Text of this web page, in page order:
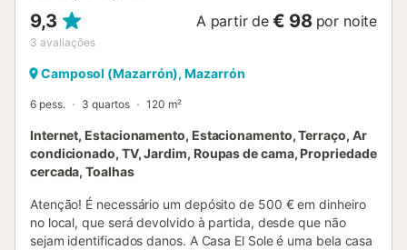
9,3
3 avaliações
A partir de € 98 por noite
Camposol (Mazarrón), Mazarrón
6 pess. 3 quartos 120 m²
Internet, Estacionamento, Estacionamento, Terraço, Ar
condicionado, TV, Jardim, Roupas de cama, Propriedade
cercada, Toalhas
Atenção! É necessário um depósito de 500 € em dinheiro
no local, que será devolvido à partida, desde que não
sejam identificados danos. A Casa El Sole é uma bela casa